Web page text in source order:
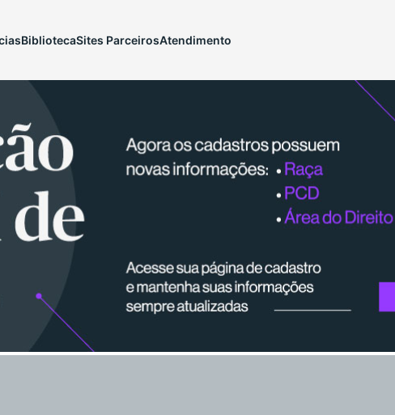
BibliotecaSites ParceirosAtendimento